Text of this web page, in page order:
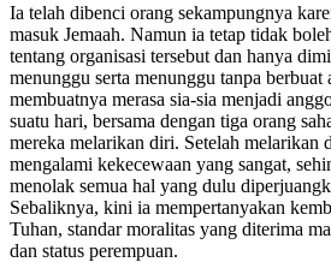
Ia telah dibenci orang sekampungnya
masuk Jemaah. Namun ia tetap tidak
tentang organisasi tersebut dan hanya
menunggu serta menunggu tanpa berbuat
membuatnya merasa sia-sia menjadi
suatu hari, bersama dengan tiga orang
mereka melarikan diri. Setelah
mengalami kekecewaan yang sangat,
menolak semua hal yang dulu
Sebaliknya, kini ia mempertanyakan
Tuhan, standar moralitas yang diterima
dan status perempuan.